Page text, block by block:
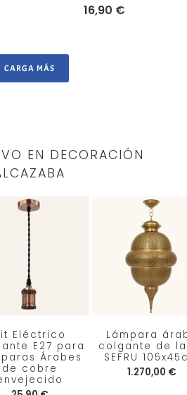
16,90 €
CARGA MÁS
EN DECORACIÓN
Eléctrico
E27 para
Árabes
de cobre
Lámpara
colgante de
SEFRU
1.270,00 €